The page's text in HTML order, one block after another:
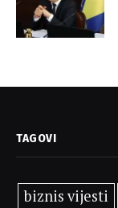
TAGOVI
biznis vijesti